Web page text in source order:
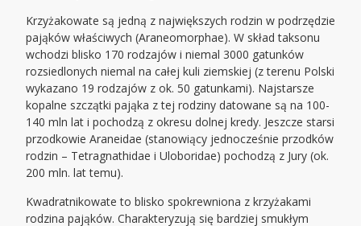
Krzyżakowate są jedną z największych rodzin w podrzędzie
pająków właściwych (Araneomorphae). W skład taksonu
wchodzi blisko 170 rodzajów i niemal 3000 gatunków
rozsiedlonych niemal na całej kuli ziemskiej (z terenu Polski
wykazano 19 rodzajów z ok. 50 gatunkami). Najstarsze
kopalne szczątki pająka z tej rodziny datowane są na 100-
140 mln lat i pochodzą z okresu dolnej kredy. Jeszcze starsi
przodkowie Araneidae (stanowiący jednocześnie przodków
rodzin – Tetragnathidae i Uloboridae) pochodzą z Jury (ok.
200 mln. lat temu).
Kwadratnikowate to blisko spokrewniona z krzyżakami
rodzina pająków. Charakteryzują się bardziej smukłym